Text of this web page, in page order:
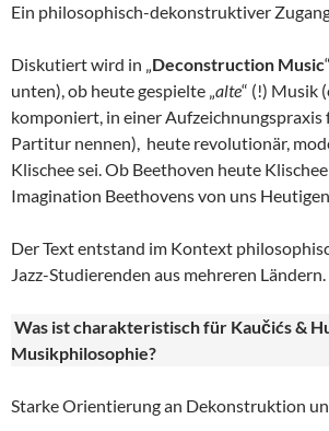
Ein philosophisch-dekonstruktiver
Diskutiert wird in „Deconstruction Music
unten), ob heute gespielte „alte“ (!) Musik
komponiert, in einer Aufzeichnungspraxis
Partitur nennen), heute revolutionär,
Klischee sei. Ob Beethoven heute
Imagination Beethovens von uns
Der Text entstand im Kontext
Jazz-Studierenden aus mehreren Ländern.
Was ist charakteristisch für Kaučićs &
Musikphilosophie?
Starke Orientierung an Dekonstruktion